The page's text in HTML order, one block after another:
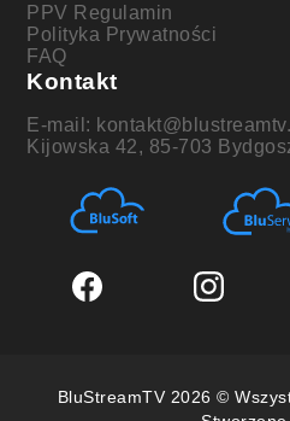
PPV Regulamin
Polityka Prywatności
FAQ
Kontakt
E-mail:
Kijowska 42, 85-703
BluStreamTV 2026 ©